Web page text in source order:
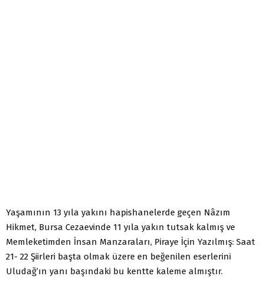
Yaşamının 13 yıla yakını hapishanelerde geçen Nâzım
Hikmet, Bursa Cezaevinde 11 yıla yakın tutsak kalmış ve
Memleketimden İnsan Manzaraları, Piraye İçin Yazılmış: Saat
21- 22 Şiirleri başta olmak üzere en beğenilen eserlerini
Uludağ’ın yanı başındaki bu kentte kaleme almıştır.